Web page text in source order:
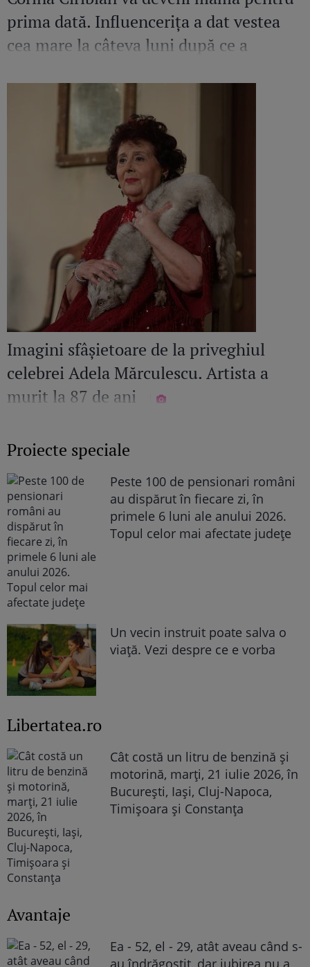
prima dată. Influencerița a dat vestea
cea mare la câteva luni după ce a
Imagini sfâșietoare de la priveghiul
celebrei Adela Mărculescu. Artista a
murit la 87 de ani
Proiecte speciale
Peste 100 de pensionari români
au dispărut în fiecare zi, în
primele 6 luni ale anului 2026.
Topul celor mai afectate județe
Un vecin instruit poate salva o
viață. Vezi despre ce e vorba
Libertatea.ro
Cât costă un litru de benzină și
motorină, marți, 21 iulie 2026, în
București, Iași, Cluj-Napoca,
Timișoara și Constanța
Avantaje
Ea - 52, el - 29, atât aveau când s-
au îndrăgostit, dar iubirea nu a